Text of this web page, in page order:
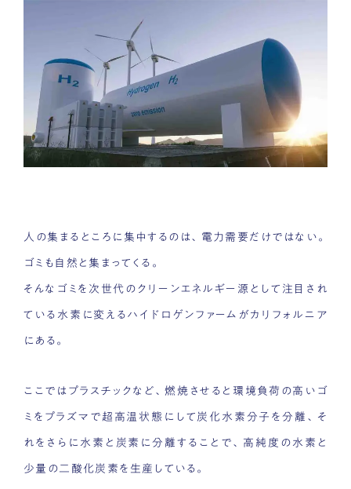
人の集まるところに集中するのは、電力需要だけではない。
ゴミも自然と集まってくる。
そんなゴミを次世代のクリーンエネルギー源として注目され
ている水素に変えるハイドロゲンファームがカリフォルニア
にある。
ここではプラスチックなど、燃焼させると環境負荷の高いゴ
ミをプラズマで超高温状態にして炭化水素分子を分離、そ
れをさらに水素と炭素に分離することで、高純度の水素と
少量の二酸化炭素を生産している。